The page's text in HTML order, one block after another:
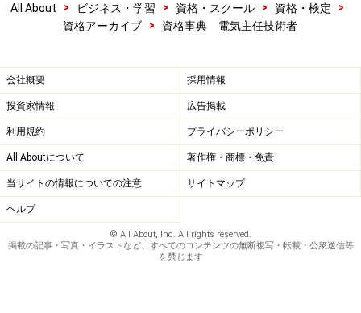
All About > ビジネス・学習 > 資格・スクール > 資格・検定
>
資格アーカイブ
> 資格事典 電気主任技術者
会社概要 採用情報
投資家情報 広告掲載
利用規約 プライバシーポリシー
All Aboutについて 著作権・商標・免責
当サイトの情報についての注意 サイトマップ
ヘルプ
© All About, Inc. All rights reserved.
掲載の記事・写真・イラストなど、すべてのコンテンツの無断複写・転載・公衆送信等
を禁じます